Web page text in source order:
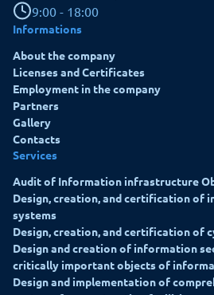
9:00 - 18:00
Informations
About the company
Licenses and Certificates
Employment in the company
Partners
Gallery
Contacts
Services
Audit of Information infrastructure
Design, creation, and certification of
systems
Design, creation, and certification of
Design and creation of information
critically important objects of
Design and implementation of